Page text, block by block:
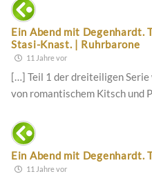
Ein Abend mit Degenhardt.
Stasi-Knast. | Ruhrbarone
11 Jahre vor
[…] Teil 1 der dreiteiligen
von romantischem Kitsch und
Ein Abend mit Degenhardt.
11 Jahre vor